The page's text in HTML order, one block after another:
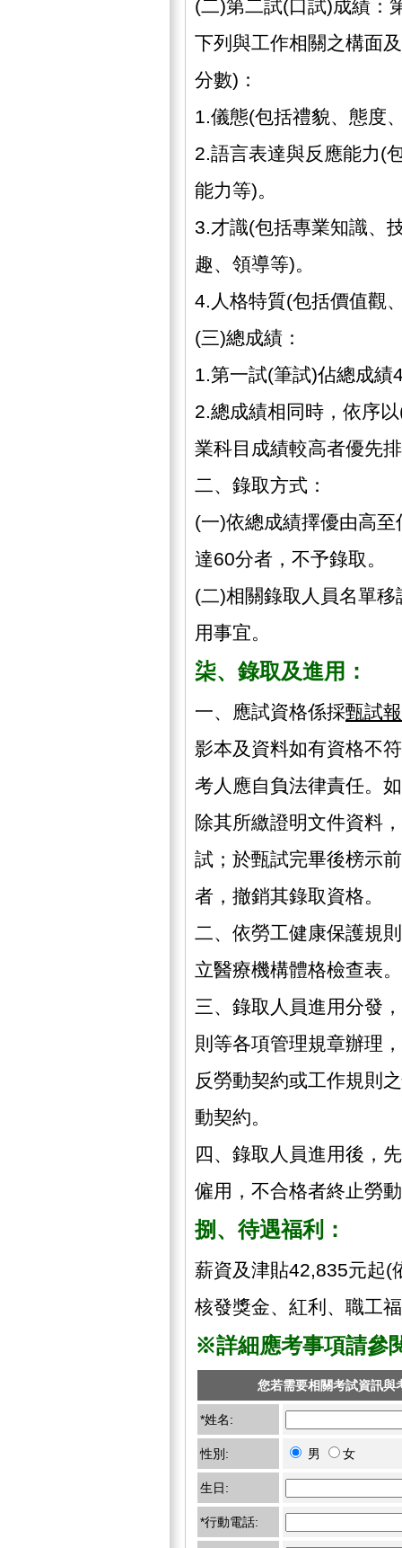
(二)第二試(口試)成績：
下列與工作相關之構面
分數)：
1.儀態(包括禮貌、態度
2.語言表達與反應能力(
能力等)。
3.才識(包括專業知識、
趣、領導等)。
4.人格特質(包括價值觀
(三)總成績：
1.第一試(筆試)佔總成
2.總成績相同時，依序
業科目成績較高者優先
二、錄取方式：
(一)依總成績擇優由高
達60分者，不予錄取。
(二)相關錄取人員名單
用事宜。
柒、錄取及進用：
一、應試資格係採甄試
影本及資料如有資格不
考人應自負法律責任。
除其所繳證明文件資料
試；於甄試完畢後榜示
者，撤銷其錄取資格。
二、依勞工健康保護規
立醫療機構體格檢查表。
三、錄取人員進用分發
則等各項管理規章辦理
反勞動契約或工作規則
動契約。
四、錄取人員進用後，
僱用，不合格者終止勞
捌、待遇福利：
薪資及津貼42,835元起(
核發獎金、紅利、職工
※詳細應考事項請參
您若需要相關考試資訊與
*姓名:
性別: 男 女
生日:
*行動電話: